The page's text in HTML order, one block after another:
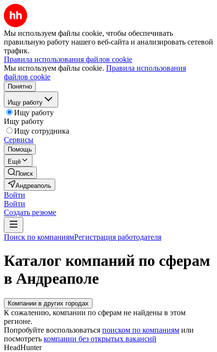
Мы используем файлы cookie, чтобы обеспечивать
правильную работу нашего веб-сайта и анализировать сетевой
трафик.
Правила использования файлов cookie
Мы используем файлы cookie. Правила использования
файлов cookie
Понятно
Ищу работу
Ищу работу
Ищу работу
Ищу сотрудника
Сервисы
Помощь
Ещё
Поиск
Андреаполь
Войти
Войти
Создать резюме
Поиск по компаниямРегистрация работодателя
Каталог компаний по сферам
в Андреаполе
Компании в других городах
К сожалению, компании по сферам не найдены в этом
регионе.
Попробуйте воспользоваться поиском по компаниям или
посмотреть компании без открытых вакансий
HeadHunter